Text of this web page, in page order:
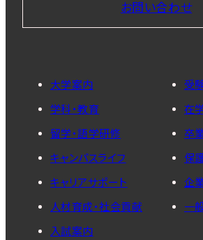
お問い合わせ
大学案内
学科・教育
留学・語学研修
キャンパスライフ
キャリアサポート
人材育成・社会貢献
入試案内
受
在
卒
保
企
一